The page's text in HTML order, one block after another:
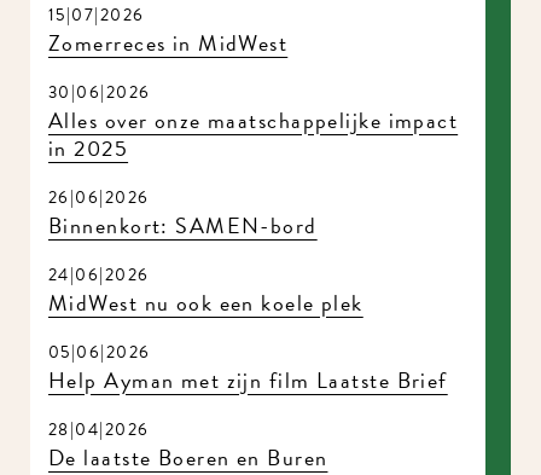
15|07|2026
Zomerreces in MidWest
30|06|2026
Alles over onze maatschappelijke impact
in 2025
26|06|2026
Binnenkort: SAMEN-bord
24|06|2026
MidWest nu ook een koele plek
05|06|2026
Help Ayman met zijn film Laatste Brief
28|04|2026
De laatste Boeren en Buren